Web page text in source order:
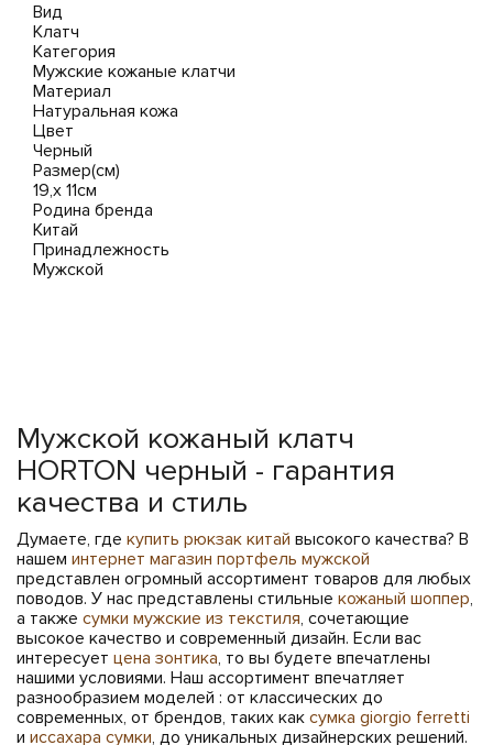
Вид
Клатч
Категория
Мужские кожаные клатчи
Материал
Натуральная кожа
Цвет
Черный
Размер(см)
19,x 11cм
Родина бренда
Китай
Принадлежность
Мужской
Мужской кожаный клатч
HORTON черный - гарантия
качества и стиль
Думаете, где купить рюкзак китай высокого качества? В
нашем интернет магазин портфель мужской
представлен огромный ассортимент товаров для любых
поводов. У нас представлены стильные кожаный шоппер,
а также сумки мужские из текстиля, сочетающие
высокое качество и современный дизайн. Если вас
интересует цена зонтика, то вы будете впечатлены
нашими условиями. Наш ассортимент впечатляет
разнообразием моделей : от классических до
современных, от брендов, таких как сумка giorgio ferretti
и иссахара сумки, до уникальных дизайнерских решений.